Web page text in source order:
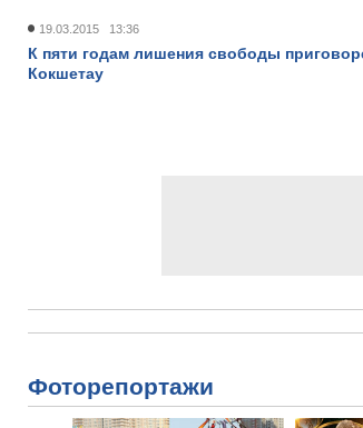
19.03.2015 13:36
К пяти годам лишения свободы
Кокшетау
Фоторепортажи